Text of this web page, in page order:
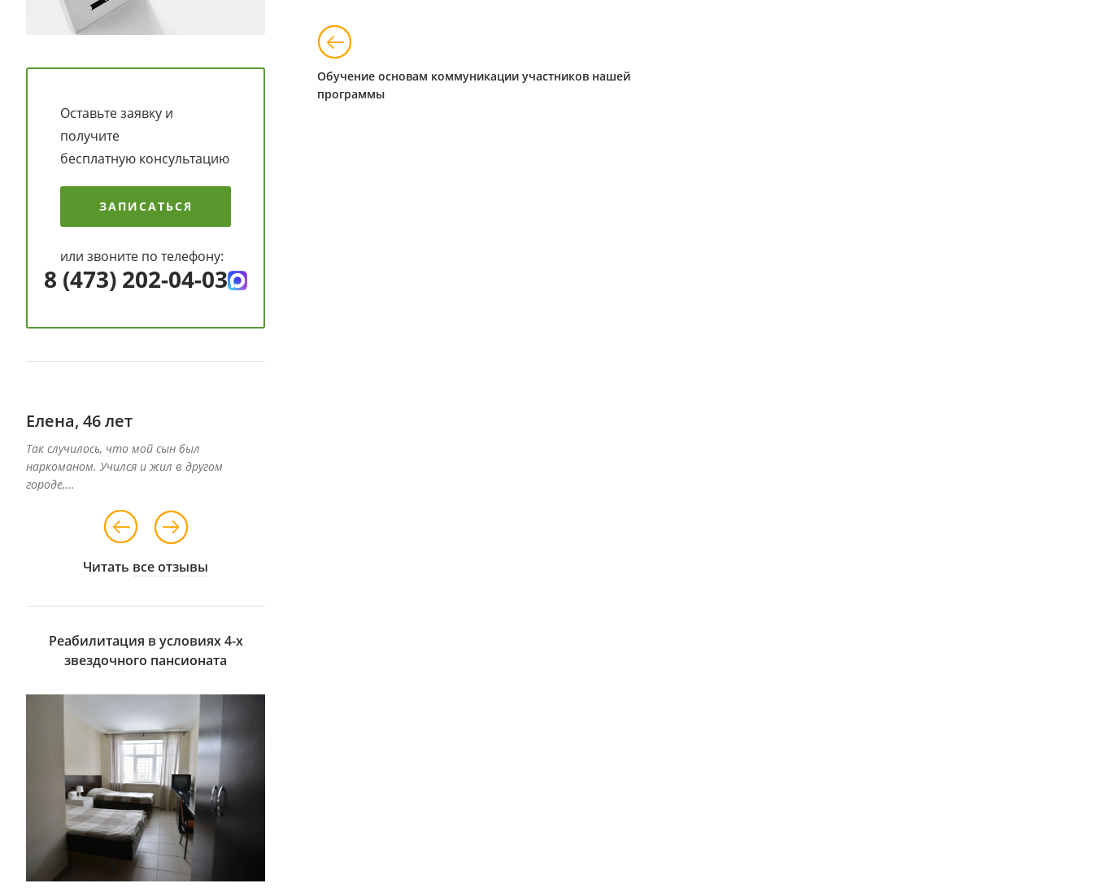
Обучение основам коммуникации участников нашей
программы
Оставьте заявку и
получите
бесплатную консультацию
ЗАПИСАТЬСЯ
или звоните по телефону:
8 (473) 202-04-03
Елена, 46 лет
Так случилось, что мой сын был
наркоманом. Учился и жил в другом
городе,...
Читать все отзывы
Реабилитация в условиях 4-х
звездочного пансионата